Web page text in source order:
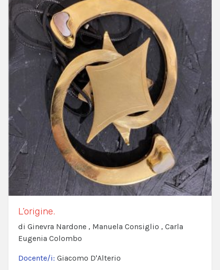
L’origine.
di Ginevra Nardone , Manuela Consiglio , Carla
Eugenia Colombo
Docente/i: Giacomo D'Alterio